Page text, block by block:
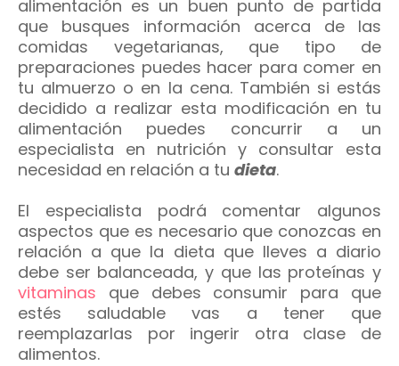
alimentación es un buen punto de partida
que busques información acerca de las
comidas vegetarianas, que tipo de
preparaciones puedes hacer para comer en
tu almuerzo o en la cena. También si estás
decidido a realizar esta modificación en tu
alimentación puedes concurrir a un
especialista en nutrición y consultar esta
necesidad en relación a tu dieta.
El especialista podrá comentar algunos
aspectos que es necesario que conozcas en
relación a que la dieta que lleves a diario
debe ser balanceada, y que las proteínas y
vitaminas que debes consumir para que
estés saludable vas a tener que
reemplazarlas por ingerir otra clase de
alimentos.